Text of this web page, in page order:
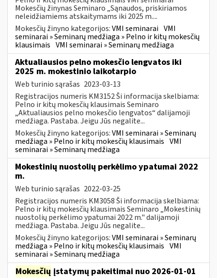
Mokesčių žinynas Seminaro „Sąnaudos, priskiriamos
neleidžiamiems atskaitymams iki 2025 m....
Mokesčių žinyno kategorijos:VMI seminarai VMI
seminarai » Seminarų medžiaga » Pelno ir kitų mokesčių
klausimais VMI seminarai » Seminarų medžiaga
Aktualiausios pelno mokesčio lengvatos iki
2025 m. mokestinio laikotarpio
Web turinio sąrašas 2023-03-13
Registracijos numeris KM3152 Ši informacija skelbiama:
Pelno ir kitų mokesčių klausimais Seminaro
„Aktualiausios pelno mokesčio lengvatos“ dalijamoji
medžiaga. Pastaba. Jeigu Jūs negalite...
Mokesčių žinyno kategorijos:VMI seminarai » Seminarų
medžiaga » Pelno ir kitų mokesčių klausimais VMI
seminarai » Seminarų medžiaga
Mokestinių nuostolių perkėlimo ypatumai 2022
m.
Web turinio sąrašas 2022-03-25
Registracijos numeris KM3058 Ši informacija skelbiama:
Pelno ir kitų mokesčių klausimais Seminaro „Mokestinių
nuostolių perkėlimo ypatumai 2022 m." dalijamoji
medžiaga. Pastaba. Jeigu Jūs negalite...
Mokesčių žinyno kategorijos:VMI seminarai » Seminarų
medžiaga » Pelno ir kitų mokesčių klausimais VMI
seminarai » Seminarų medžiaga
Mokesčių įstatymų pakeitimai nuo 2026-01-01